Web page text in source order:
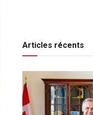
Articles récents